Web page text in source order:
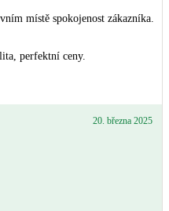
místě spokojenost zákazníka.
perfektní ceny.
20. března 2025